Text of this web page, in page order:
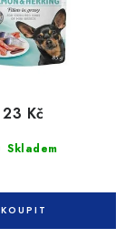
Skladem
23 Kč